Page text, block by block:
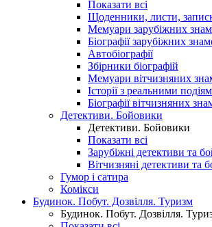
Показати всі
Щоденники, листи,
Мемуари зарубіжних
Біографії зарубіжних
Автобіографії
Збірники біографій
Мемуари вітчизняних
Історії з реальними
Біографії вітчизняних
Детективи. Бойовики
Детективи. Бойовики
Показати всі
Зарубіжні детективи та
Вітчизняні детективи та
Гумор і сатира
Комікси
Будинок. Побут. Дозвілля. Туризм
Будинок. Побут. Дозвілля.